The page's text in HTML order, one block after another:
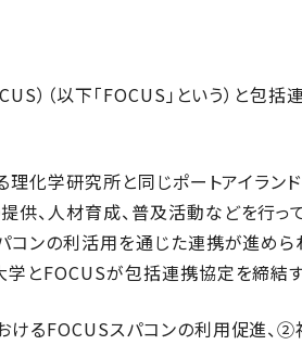
）（以下「FOCUS」という）と包
理化学研究所と同じポートアイラン
、人材育成、普及活動などを行っ
ンの利活用を通じた連携が進めら
とFOCUSが包括連携協定を締結す
るFOCUSスパコンの利用促進、